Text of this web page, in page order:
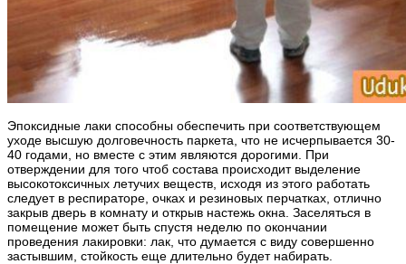
Эпоксидные лаки способны обеспечить при соответствующем
уходе высшую долговечность паркета, что не исчерпывается 30-
40 годами, но вместе с этим являются дорогими. При
отверждении для того чтоб состава происходит выделение
высокотоксичных летучих веществ, исходя из этого работать
следует в респираторе, очках и резиновых перчатках, отлично
закрыв дверь в комнату и открыв настежь окна. Заселяться в
помещение может быть спустя неделю по окончании
проведения лакировки: лак, что думается с виду совершенно
застывшим, стойкость еще длительно будет набирать.